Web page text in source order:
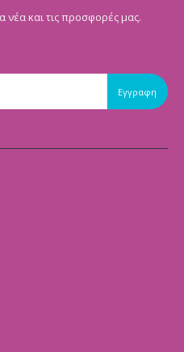
νέα και τις προσφορές μας.